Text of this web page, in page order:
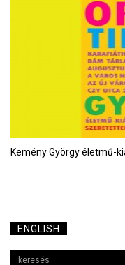
Kemény György életmű-
ENGLISH